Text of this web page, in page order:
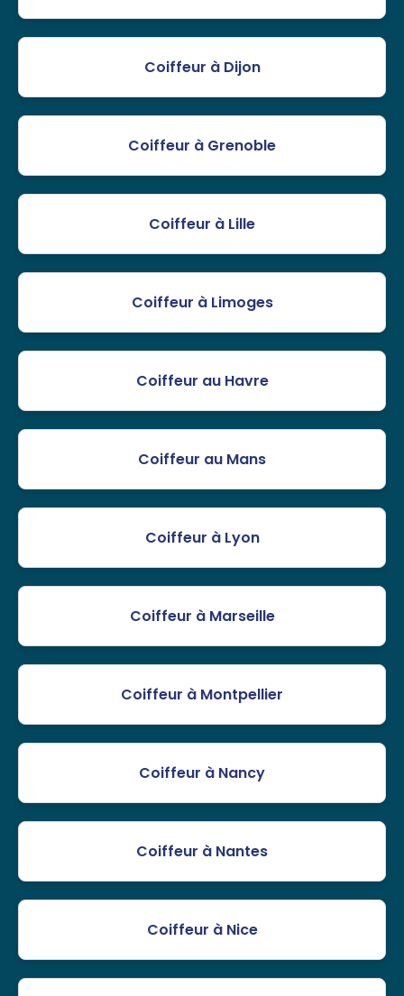
Coiffeur à Dijon
Coiffeur à Grenoble
Coiffeur à Lille
Coiffeur à Limoges
Coiffeur au Havre
Coiffeur au Mans
Coiffeur à Lyon
Coiffeur à Marseille
Coiffeur à Montpellier
Coiffeur à Nancy
Coiffeur à Nantes
Coiffeur à Nice